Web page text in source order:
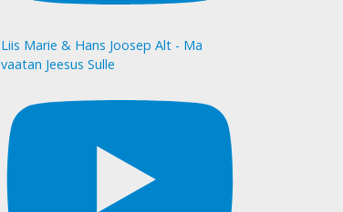
Liis Marie & Hans Joosep Alt - Ma
vaatan Jeesus Sulle